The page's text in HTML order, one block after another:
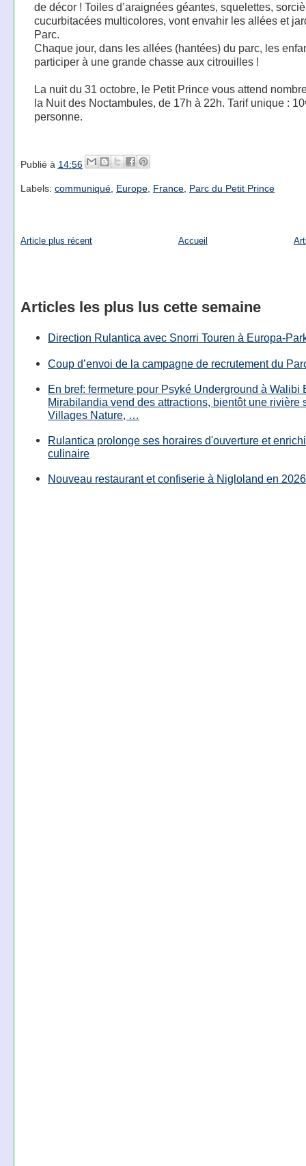
de décor ! Toiles d’araignées géantes, squelettes,
cucurbitacées multicolores, vont envahir les allées et
Parc.
Chaque jour, dans les allées (hantées) du parc, les
participer à une grande chasse aux citrouilles !
La nuit du 31 octobre, le Petit Prince vous attend
la Nuit des Noctambules, de 17h à 22h. Tarif unique :
personne.
Publié à 14:56
Labels: communiqué, Europe, France, Parc du Petit Prince
Article plus récent Accueil
Articles les plus lus cette semaine
Direction Rulantica avec Snorri Touren à Europa-
Coup d’envoi de la campagne de recrutement du
En bref: fermeture pour Psyké Underground à Walibi
Mirabilandia vend des attractions, bientôt une rivière
Villages Nature, …
Rulantica prolonge ses horaires d'ouverture et
culinaire
Nouveau restaurant et confiserie à Nigloland en 2026